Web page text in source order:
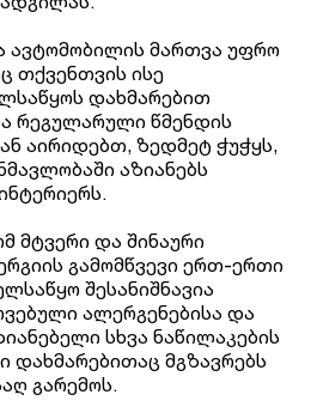
ავტომობილის მართვა უფრო
თქვენთვის ისე
დახმარებით
რეგულარული წმენდის
აირიდებთ, ზედმეტ ჭუჭყს,
აზიანებს
მტვერი და შინაური
გამომწვევი ერთ-ერთი
შესანიშნავია
ალერგენებისა და
სხვა ნაწილაკების
დახმარებითაც მგზავრებს
გარემოს.